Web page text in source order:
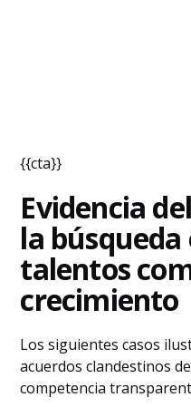
{{cta}}
Evidencia
la búsqueda
talentos
crecimiento
Los siguientes casos
acuerdos clandestinos
competencia